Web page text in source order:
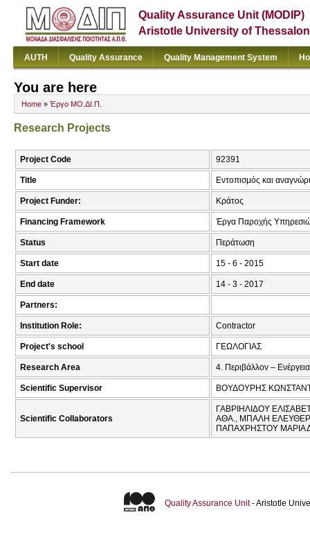
Quality Assurance Unit (MODIP)
Aristotle University of
AUTH Quality Assurance Quality Management System
You are here
Home » Έργο ΜΟ.ΔΙ.Π.
Research Projects
Project Code 92391
Title Εντοπισμός και
Project Funder: Κράτος
Financing Framework Έργα Παροχής
Status Περάτωση
Start date 15 - 6 - 2015
End date 14 - 3 - 2017
Partners:
Institution Role: Contractor
Project's school ΓΕΩΛΟΓΙΑΣ
Research Area 4. Περιβάλλον – Ενέργεια
Scientific Supervisor ΒΟΥΔΟΥΡΗΣ
Scientific Collaborators
ΓΑΒΡΙΗΛΙΔΟΥ
ΑΘΑ., ΜΠΑΛΗ
ΠΑΠΑΧΡΗΣΤΟΥ ΜΑΡΙΑ
Quality Assurance Unit- Aristotle